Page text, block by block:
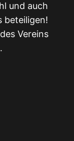
und auch
beteiligen!
Vereins